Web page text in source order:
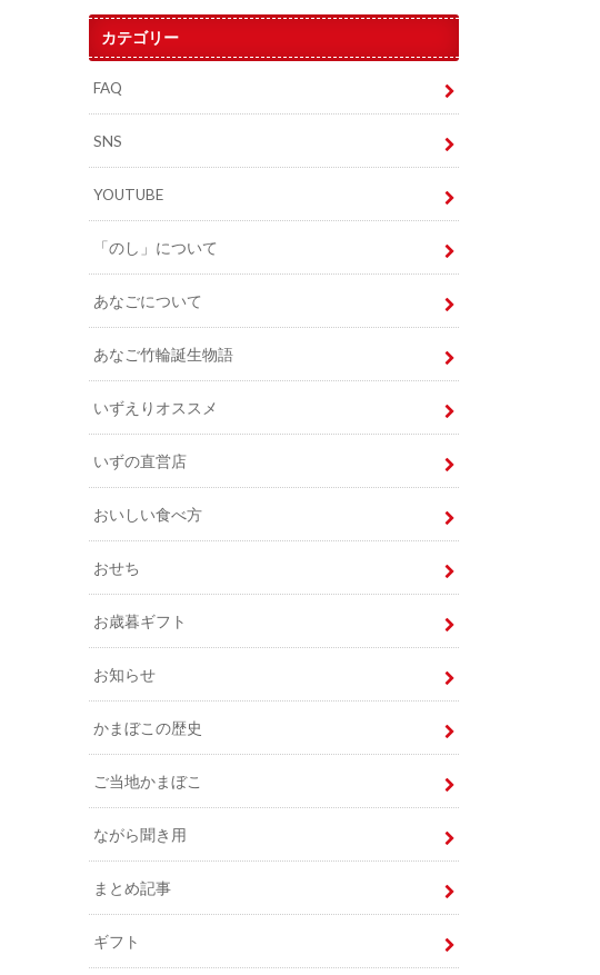
カテゴリー
FAQ
SNS
YOUTUBE
「のし」について
あなごについて
あなご竹輪誕生物語
いずえりオススメ
いずの直営店
おいしい食べ方
おせち
お歳暮ギフト
お知らせ
かまぼこの歴史
ご当地かまぼこ
ながら聞き用
まとめ記事
ギフト